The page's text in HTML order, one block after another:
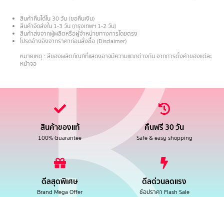
สินค้าคืนได้ใน 30 วัน (ขอคืนเงิน)
สินค้าจัดส่งใน 1-3 วัน (กรุงเทพฯ 1-2 วัน)
สินค้าส่งจากผู้ผลิตหรือผู้จำหน่ายทางการโดยตรง
โปรดอ้างอิงจากราคาก่อนสั่งซื้อ (Disclaimer)
หมายเหตุ : สีของผลิตภัณฑ์ที่แสดงอาจมีความแตกต่างกัน จากการตั้งค่าของแต่ละ
หน้าจอ
สินค้าของแท้
100% Guarantee
คืนฟรี 30 วัน
Safe & easy shopping
ดีลสุดพิเศษ
Brand Mega Offer
ดีลด่วนลดแรง
ช้อปราคา Flash Sale